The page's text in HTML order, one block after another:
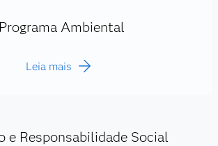
Programa Ambiental
Leia mais
e Responsabilidade Social